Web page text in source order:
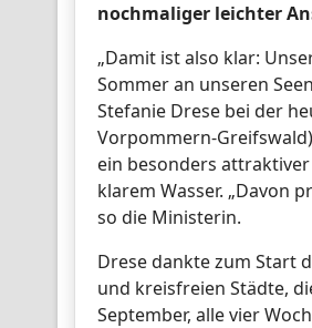
nochmaliger leichter
„Damit ist also klar:
Sommer an unseren
Stefanie Drese bei der
Vorpommern-
ein besonders
klarem Wasser. „Davon
so die Ministerin.
Drese dankte zum Start
und kreisfreien Städte,
September, alle vier